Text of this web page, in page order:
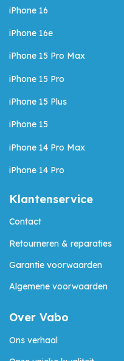
iPhone 16
iPhone 16e
iPhone 15 Pro Max
iPhone 15 Pro
iPhone 15 Plus
iPhone 15
iPhone 14 Pro Max
iPhone 14 Pro
Klantenservice
Contact
Retourneren & reparaties
Garantie voorwaarden
Algemene voorwaarden
Over Vabo
Ons verhaal